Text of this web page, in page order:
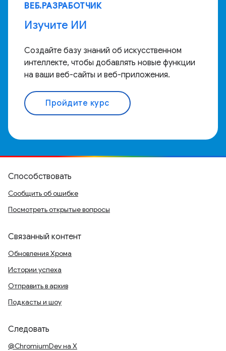
ВЕБ.РАЗРАБОТЧИК
Изучите ИИ
Создайте базу знаний об искусственном
интеллекте, чтобы добавлять новые функции
на ваши веб-сайты и веб-приложения.
Пройдите курс
Способствовать
Сообщить об ошибке
Посмотреть открытые вопросы
Связанный контент
Обновления Хрома
Истории успеха
Отправить в архив
Подкасты и шоу
Следовать
@ChromiumDev на X